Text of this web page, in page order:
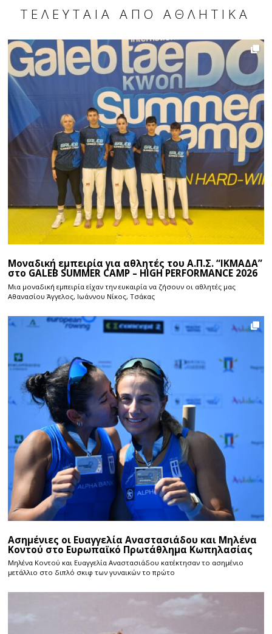
ΤΕΛΕΥΤΑΊΑ ΑΠΌ ΑΘΛΗΤΙΚΆ
Μοναδική εμπειρία για αθλητές του Α.Π.Σ. “ΙΚΜΑΔΑ”
στο GALEB SUMMER CAMP – HIGH PERFORMANCE 2026
Μια μοναδική εμπειρία είχαν την ευκαιρία να ζήσουν οι αθλητές μας
Αθανασίου Άγγελος, Ιωάννου Νίκος, Τσάκας
Ασημένιες οι Ευαγγελία Αναστασιάδου και Μηλένα
Κοντού στο Ευρωπαϊκό Πρωτάθλημα Κωπηλασίας
Μηλένα Κοντού και Ευαγγελία Αναστασιάδου κατέκτησαν το ασημένιο
μετάλλιο στο διπλό σκιφ των γυναικών το πρώτο